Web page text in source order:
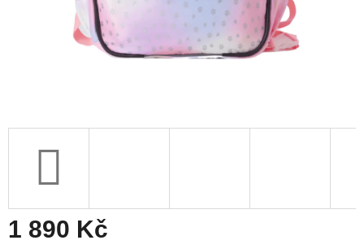
1 890 Kč